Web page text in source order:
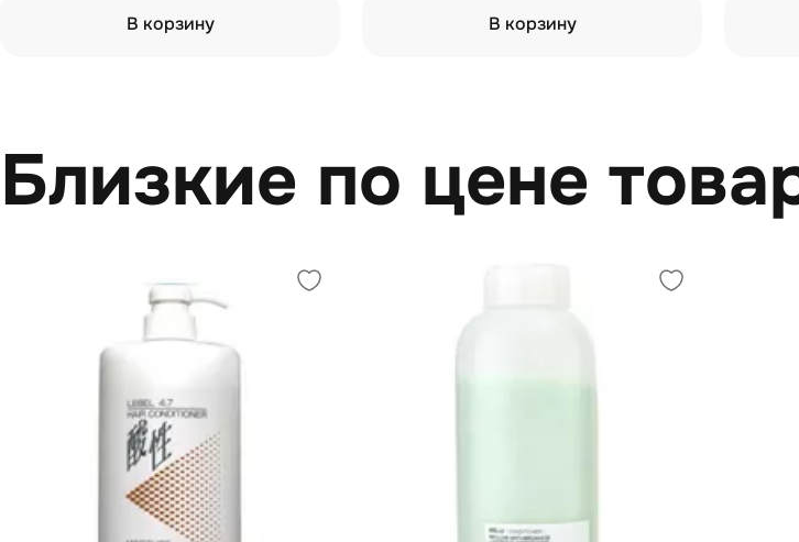
В корзину В корзину
Близкие по цене